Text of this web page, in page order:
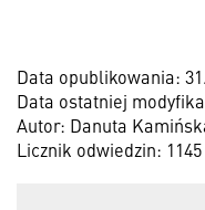
Data opublikowania:
Data ostatniej
Autor: Danuta
Licznik odwiedzin: 1145